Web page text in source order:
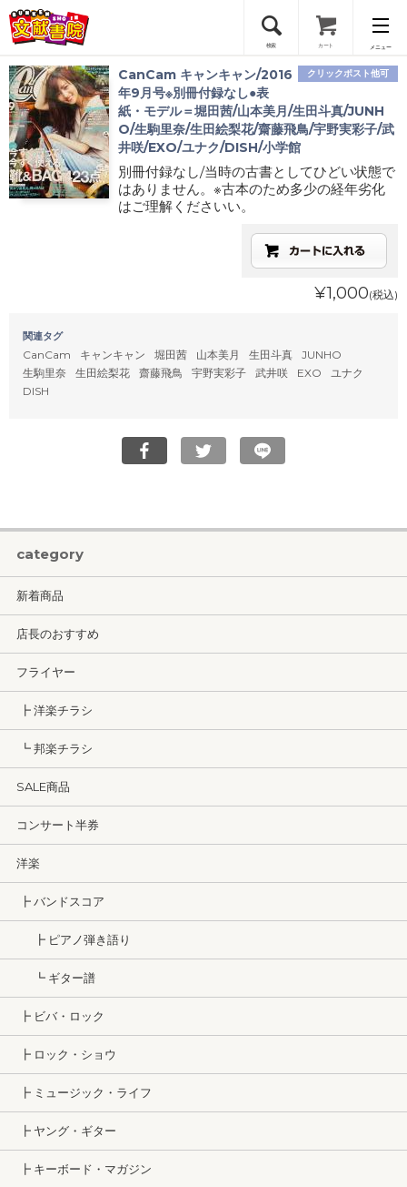
検索 カート メニュー
会員登録
ログイン
クリックポスト他可
CanCam キャンキャン/2016
年9月号※別冊付録なし●表
紙・モデル＝堀田茜/山本美月/生田斗真/JUNH
O/生駒里奈/生田絵梨花/齋藤飛鳥/宇野実彩子/武
井咲/EXO/ユナク/DISH/小学館
別冊付録なし/当時の古書としてひどい状態で
はありません。※古本のため多少の経年劣化
はご理解くださいい。
¥1,000(税込)
関連タグ
CanCam キャンキャン 堀田茜 山本美月 生田斗真
JUNHO
生駒里奈
生田絵梨花 齋藤飛鳥 宇野実彩子 武井咲 EXO
ユナク
DISH
category
新着商品
店長のおすすめ
フライヤー
┣ 洋楽チラシ
┗ 邦楽チラシ
SALE商品
コンサート半券
洋楽
┣ バンドスコア
┣ ピアノ弾き語り
┗ ギター譜
┣ ビバ・ロック
┣ ロック・ショウ
┣ ミュージック・ライフ
┣ ヤング・ギター
┣ キーボード・マガジン